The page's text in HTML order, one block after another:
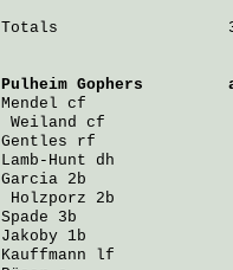
Totals
Pulheim Gophers
Mendel cf                4
Weiland cf              1
Gentles rf               5
Lamb-Hunt dh
Garcia 2b
Holzporz 2b
Spade 3b                 3
Jakoby 1b
Kauffmann lf             4